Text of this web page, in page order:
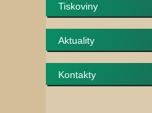
Tiskoviny
Aktuality
Kontakty